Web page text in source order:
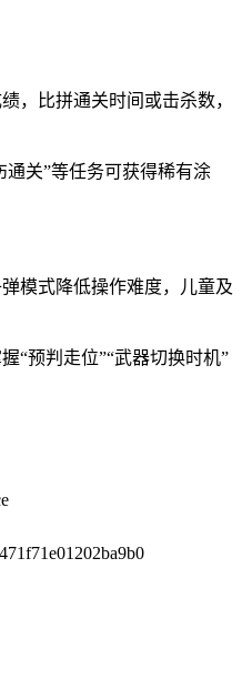
，比拼通关时间或击杀数，
通关”等任务可获得稀有涂
模式降低操作难度，儿童及
“预判走位”“武器切换时机”